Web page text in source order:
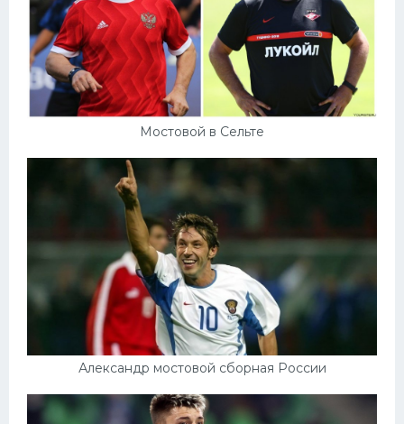
Мостовой в Сельте
Александр мостовой сборная России